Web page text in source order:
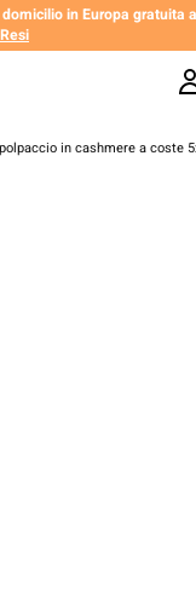
in Europa gratuita
in cashmere a coste